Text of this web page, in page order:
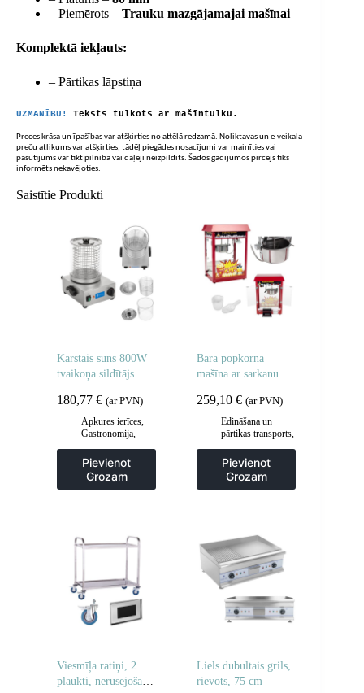
– Piemērots – Trauku mazgājamajai mašīnai
Komplektā iekļauts:
– Pārtikas lāpstiņa
UZMANĪBU! Teksts tulkots ar mašīntulku.
Preces krāsa un īpašības var atšķirties no attēlā redzamā. Noliktavas un e-veikala
preču atlikums var atšķirties, tādēļ piegādes nosacījumi var mainīties vai
pasūtījums var tikt pilnībā vai daļēji neizpildīts. Šādos gadījumos pircējs tiks
informēts nekavējoties.
Saistītie Produkti
Karstais suns 800W
tvaikoņa sildītājs
180,77 € (ar PVN)
Apkures ierīces
Gastronomija
aprīkojums
Virtuve
Pievienot
Grozam
Bāra popkorna
mašīna ar sarkanu
259,10€ (ar PVN)
Ēdināšana un
pārtikas transports
Popkorna mašīnas
Pievienot
Grozam
Viesmīļa ratiņi, 2
plaukti, nerūsējošais
Liels dubultais grils,
rievots, 75 cm